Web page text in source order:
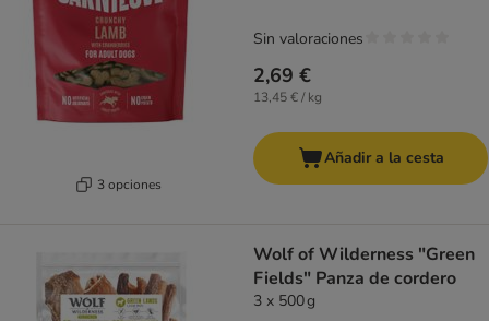
3 opciones
2,69 €
13,45 € / kg
Sin valoraciones
Añadir a la cesta
Wolf of Wilderness "Green
Fields" Panza de cordero
3 x 500 g